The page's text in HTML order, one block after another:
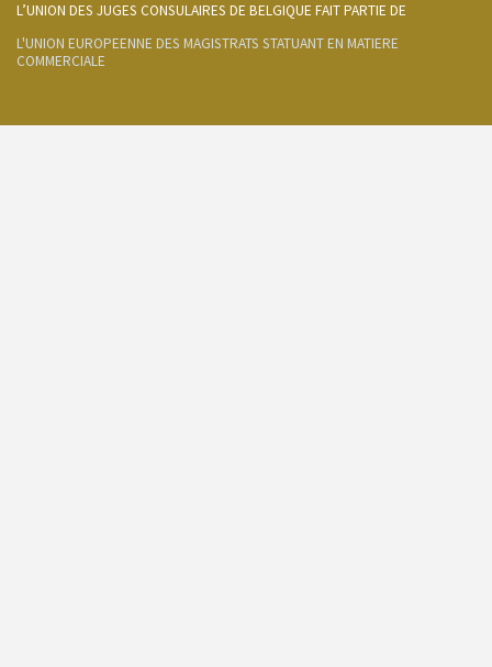
L’UNION DES JUGES CONSULAIRES DE BELGIQUE FAIT PARTIE DE
L'UNION EUROPEENNE DES MAGISTRATS STATUANT EN MATIERE
COMMERCIALE